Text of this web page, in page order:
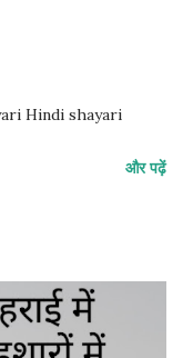
Hindi shayari
और पढ़ें